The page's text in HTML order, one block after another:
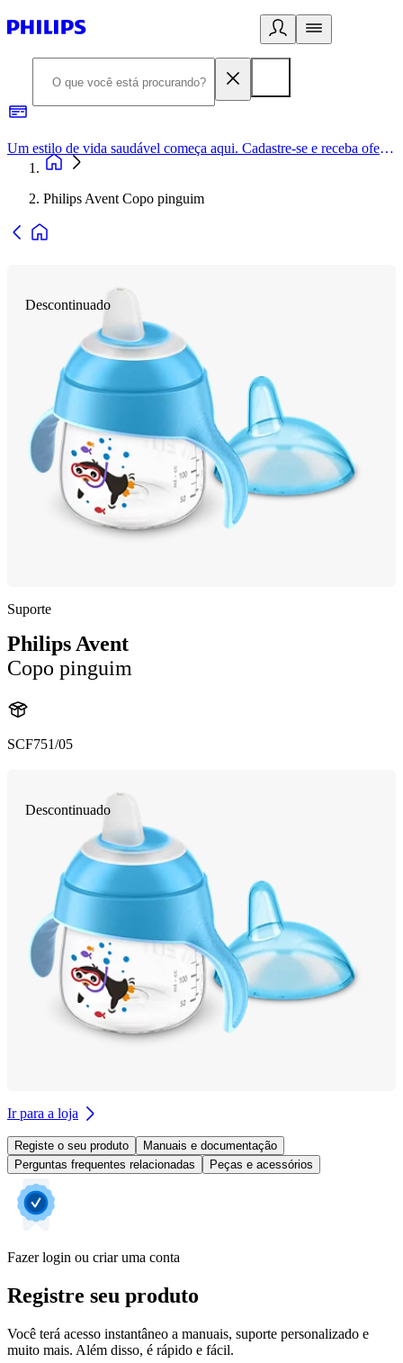
Um estilo de vida saudável começa aqui. Cadastre-se e receba ofertas exclusivas.
Philips Avent Copo pinguim
Descontinuado
Suporte
Philips Avent
Copo pinguim
SCF751/05
Descontinuado
Ir para a loja
Registe o seu produto
Manuais e documentação
Perguntas frequentes relacionadas
Peças e acessórios
Fazer login ou criar uma conta
Registre seu produto
Você terá acesso instantâneo a manuais, suporte personalizado e
muito mais. Além disso, é rápido e fácil.